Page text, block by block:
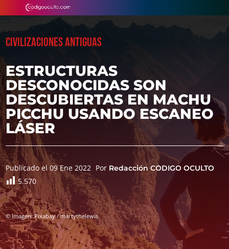
CIVILIZACIONES ANTIGUAS
ESTRUCTURAS
DESCONOCIDAS SON
DESCUBIERTAS EN MACHU
PICCHU USANDO ESCANEO
LÁSER
Publicado el 09 Ene 2022 Por Redacción CODIGO OCULTO
5.570
© Imagen: Pixabay / martythelewis